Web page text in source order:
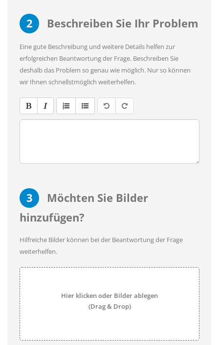
2 Beschreiben Sie Ihr Problem
Eine gute Beschreibung und weitere Details helfen zur
erfolgreichen Beantwortung der Frage. Beschreiben Sie
deshalb das Problem so genau wie möglich. Nur so können
wir Ihnen schnellstmöglich weiterhelfen.
3
Möchten Sie Bilder
hinzufügen?
Hilfreiche Bilder können bei der Beantwortung der Frage
weiterhelfen.
Hier klicken oder Bilder ablegen
(Drag & Drop)